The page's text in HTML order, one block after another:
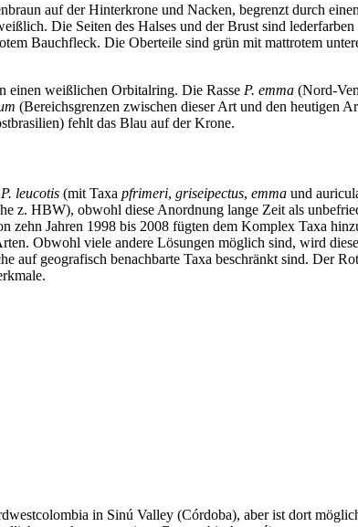
auf der Hinterkrone und Nacken, begrenzt durch
Die Seiten des Halses und der Brust sind
Bauchfleck. Die Oberteile sind grün mit mattrotem
einen weißlichen Orbitalring. Die Rasse P. emma (Nord-
(Bereichsgrenzen zwischen dieser Art und den heutigen
fehlt das Blau auf der Krone.
P. leucotis (mit Taxa pfrimeri, griseipectus, emma und
z. HBW), obwohl diese Anordnung lange Zeit als
Jahren 1998 bis 2008 fügten dem Komplex Taxa
Obwohl viele andere Lösungen möglich sind, wird
auf geografisch benachbarte Taxa beschränkt sind. Der
in Sinú Valley (Córdoba), aber ist dort